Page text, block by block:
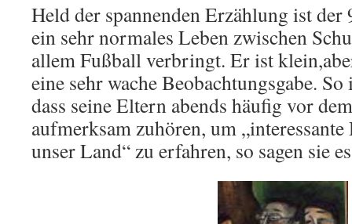
Held der spannenden Erzählung ist der
ein sehr normales Leben zwischen
allem Fußball verbringt. Er ist
eine sehr wache Beobachtungsgabe.
dass seine Eltern abends häufig vor
aufmerksam zuhören, um
unser Land“ zu erfahren, so sagen sie